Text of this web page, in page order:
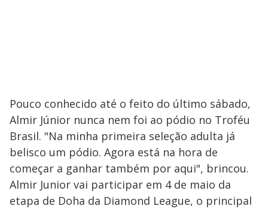
Pouco conhecido até o feito do último sábado,
Almir Júnior nunca nem foi ao pódio no Troféu
Brasil. "Na minha primeira seleção adulta já
belisco um pódio. Agora está na hora de
começar a ganhar também por aqui", brincou.
Almir Junior vai participar em 4 de maio da
etapa de Doha da Diamond League, o principal